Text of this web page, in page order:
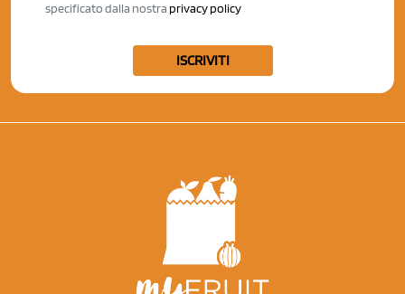
specificato dalla nostra privacy policy
ISCRIVITI